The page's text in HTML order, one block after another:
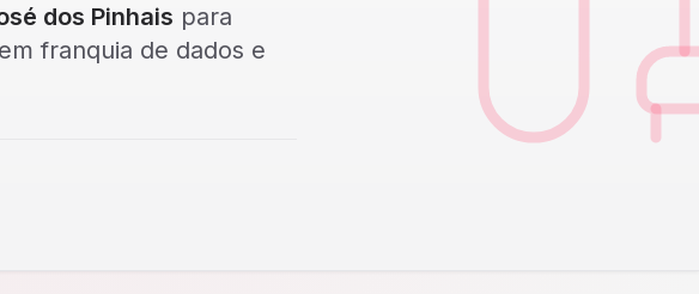
dos Pinhais para
franquia de dados e